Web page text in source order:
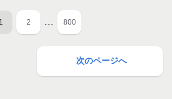
1 2 … 800
次のページへ